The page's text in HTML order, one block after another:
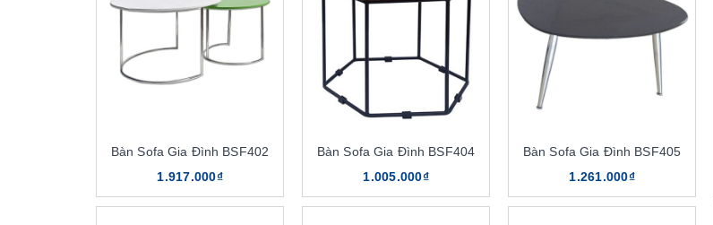
Bàn Sofa Gia Đình BSF402
1.917.000₫
Bàn Sofa Gia Đình BSF404
1.005.000₫
Bàn Sofa Gia Đình BSF405
1.261.000₫